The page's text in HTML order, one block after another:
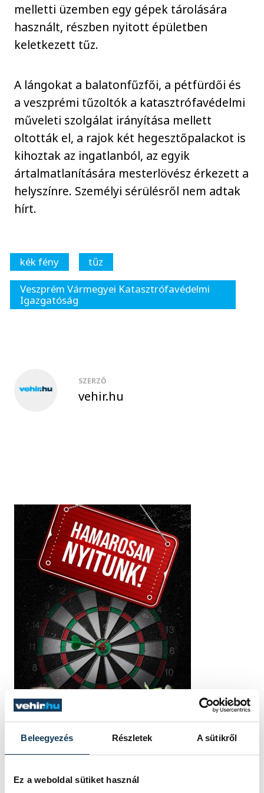
Beleegyezés Részletek A sütikről
Ez a weboldal sütiket használ
melletti üzemben egy gépek tárolására
használt, részben nyitott épületben
keletkezett tűz.
A lángokat a balatonfűzfői, a pétfürdői és
a veszprémi tűzoltók a katasztrófavédelmi
műveleti szolgálat irányítása mellett
oltották el, a rajok két hegesztőpalackot is
kihoztak az ingatlanból, az egyik
ártalmatlanítására mesterlövész érkezett a
helyszínre. Személyi sérülésről nem adtak
hírt.
kék fény
tűz
Veszprém Vármegyei Katasztrófavédelmi
Igazgatóság
SZERZŐ
vehir.hu